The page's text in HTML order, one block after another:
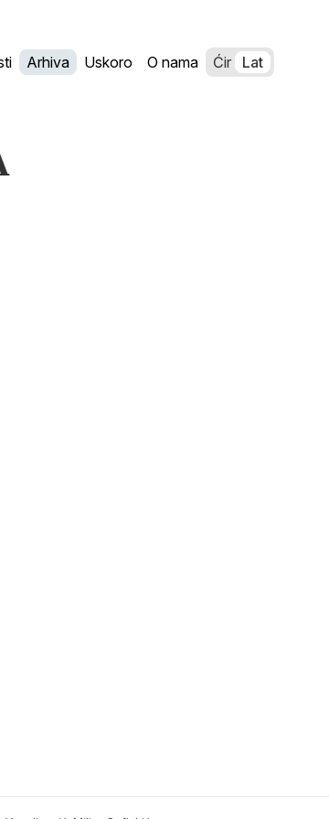
Arhiva Uskoro O nama Ćir Lat